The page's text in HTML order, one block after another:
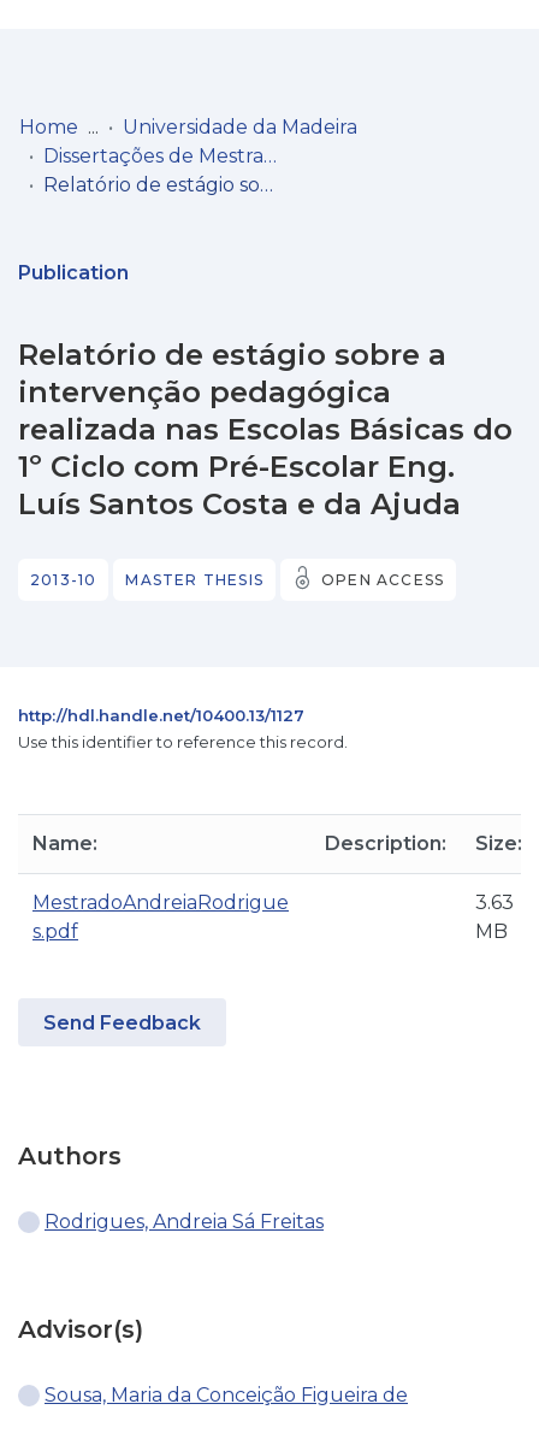
Communities
Statistics
Home
Universidade da Madeira
Dissertações de Mestrado
Relatório de estágio sobre a intervenção pedagógica realizada nas Escolas Básicas do 1º Ciclo com Pré-Escolar Eng. Luís Santos Costa e da Ajuda
Publication
Relatório de estágio sobre a
intervenção pedagógica
realizada nas Escolas Básicas do
1º Ciclo com Pré-Escolar Eng.
Luís Santos Costa e da Ajuda
2013-10 MASTER THESIS OPEN ACCESS
http://hdl.handle.net/10400.13/1127
Use this identifier to reference this record.
Name: Description: Size:
MestradoAndreiaRodrigue
s.pdf
3.63
MB
Send Feedback
Authors
Rodrigues, Andreia Sá Freitas
Advisor(s)
Sousa, Maria da Conceição Figueira de